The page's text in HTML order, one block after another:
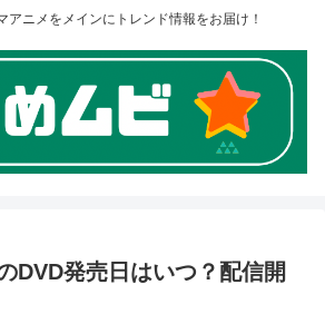
アニメをメインにトレンド情報をお届け！
DVD発売日はいつ？配信開